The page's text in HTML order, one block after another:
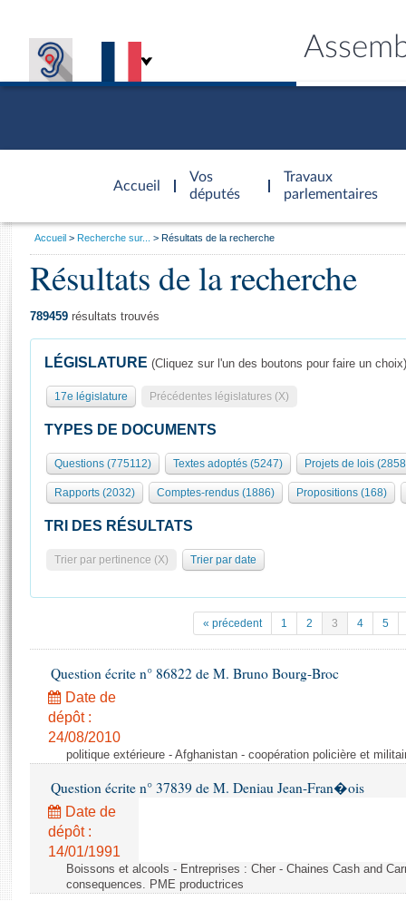
Accueil
d'accueil
Vos
députés
Travaux
parlementaires
Présidence
577 députés
Groupes politiques
Séance publique
Commissions et autres organes
Europe et International
Pétitions
Projets de loi
Propositions de loi
Amendements
Textes adoptés
Rapports d'information
Rapports d'enquête
Rapports législatifs
Baromètre de l’application des lois
Général
Rôle et pouvoirs de l'Assemblée
Organisation de l'Assemblée
Présidence Conférence des Présidents Bureau Collège des
Statistiques et chiffres clés
Documents de référence
( Constitution | Règlement de l'Assemblée ... )
Histoire
Juniors
Anciennes législatures
Liens vers les sites publics
Visiter l'Assemblée
Visite virtuelle du palais Bourbon
Assister à une séance
Contacts et plan d'accès
Photos libres de droit
Vous
Accueil Recherche sur... Résultats de la recherche
Résultats de la recherche
789459 résultats trouvés
LÉGISLATURE (Cliquez sur l'un des boutons pour faire un choix)
17e législature Précédentes législatures (X)
TYPES DE DOCUMENTS
Questions (775112) Textes adoptés (5247) Projets de lois
Rapports (2032) Comptes-rendus (1886) Propositions (168)
TRI DES RÉSULTATS
Trier par pertinence (X) Trier par date
« précedent 1 2 3 4 5
Question écrite n° 86822 de M. Bruno Bourg-Broc
Date de
dépôt :
24/08/2010
politique extérieure - Afghanistan - coopération policière et
Question écrite n° 37839 de M. Deniau Jean-Fran�ois
Date de
dépôt :
14/01/1991
Boissons et alcools - Entreprises : Cher - Chaines Cash and
consequences. PME productrices